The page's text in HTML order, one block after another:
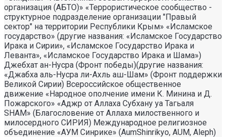
организация (АБТО)» «Террористическое сообщество -
структурное подразделение организации "Правый
сектор" на территории Республики Крым» «Исламское
государство» (другие названия: «Исламское Государство
Ирака и Сирии», «Исламское Государство Ирака и
Леванта», «Исламское Государство Ирака и Шама»)
Джебхат ан-Нусра (Фронт победы)(другие названия:
«Джабха аль-Нусра ли-Ахль аш-Шам» (Фронт поддержки
Великой Сирии) Всероссийское общественное
движение «Народное ополчение имени К. Минина и Д.
Пожарского» «Аджр от Аллаха Субхану уа Тагьаля
SHAM» (Благословение от Аллаха милоственного и
милосердного СИРИЯ) Международное религиозное
объединение «АУМ Синрике» (AumShinrikyo, AUM, Aleph)